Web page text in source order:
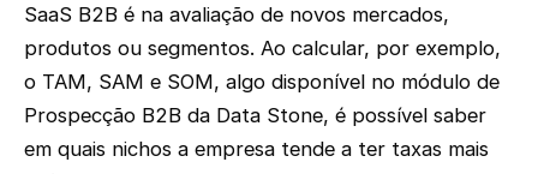
SaaS B2B é na avaliação de novos mercados,
produtos ou segmentos. Ao calcular, por exemplo,
o TAM, SAM e SOM, algo disponível no módulo de
Prospecção B2B da Data Stone, é possível saber
em quais nichos a empresa tende a ter taxas mais